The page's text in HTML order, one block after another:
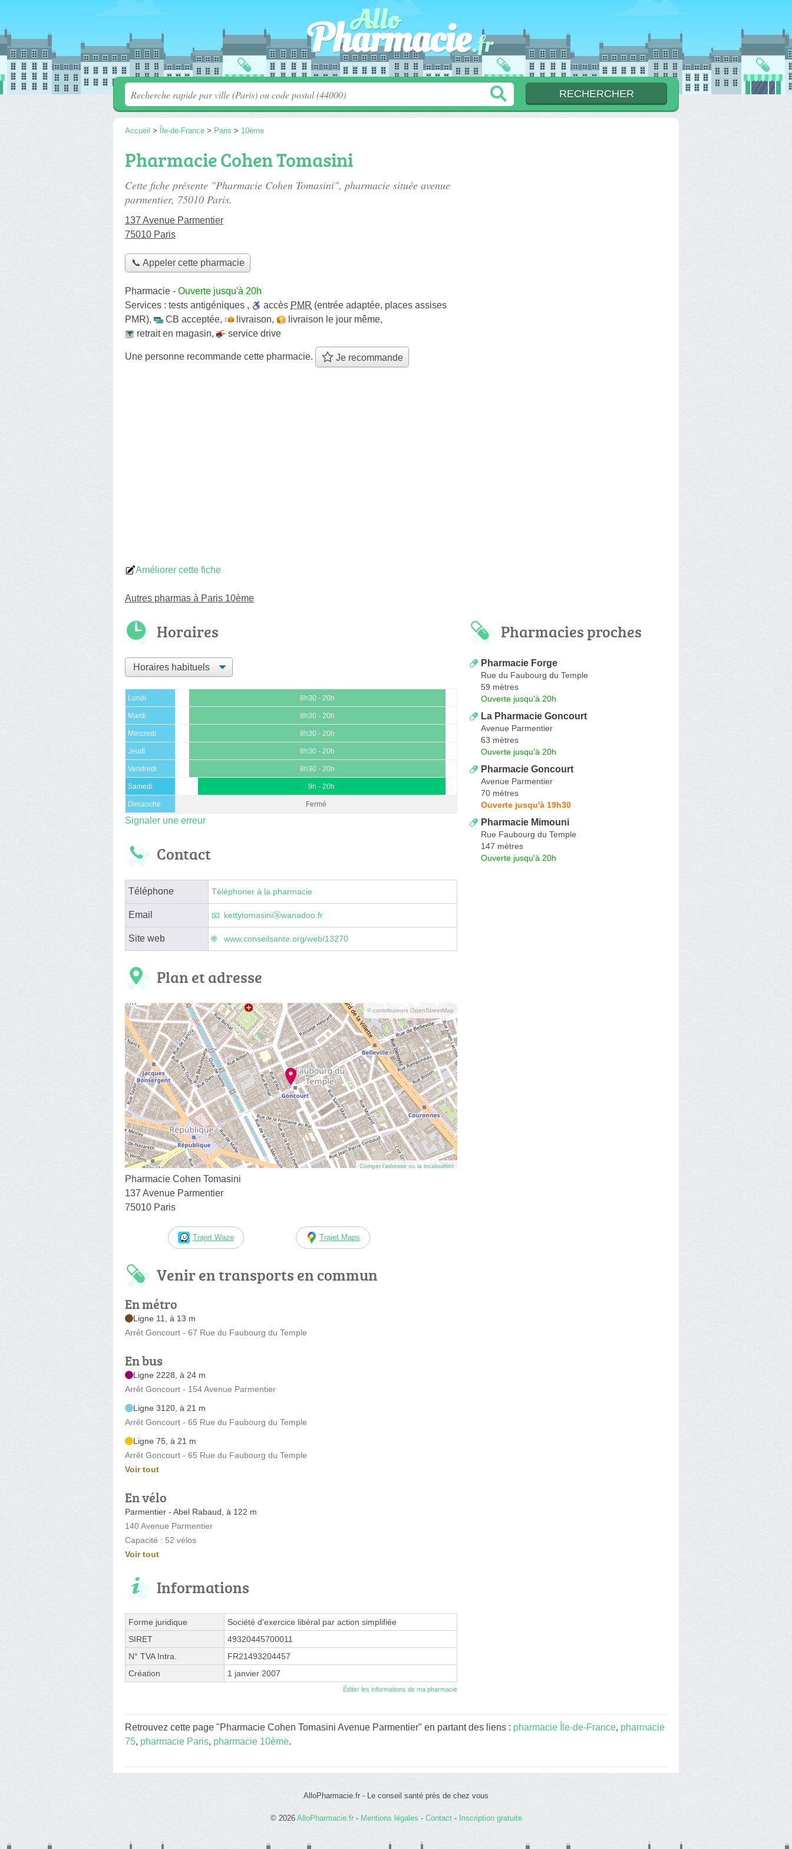
Accueil > Île-de-France > Paris > 10ème
Pharmacie Cohen Tomasini
Cette fiche présente "Pharmacie Cohen Tomasini", pharmacie située avenue
parmentier, 75010 Paris.
137 Avenue Parmentier
75010 Paris
📞 Appeler cette pharmacie
Pharmacie - Ouverte jusqu'à 20h
Services : tests antigéniques , accès PMR (entrée adaptée, places assises
PMR), CB acceptée, livraison, livraison le jour même,
retrait en magasin, service drive
Une personne recommande cette pharmacie. Je recommande
Améliorer cette fiche
Autres pharmas à Paris 10ème
Horaires
Lundi 8h30 - 20h
Mardi 8h30 - 20h
Mercredi 8h30 - 20h
Jeudi 8h30 - 20h
Vendredi 8h30 - 20h
Samedi 9h - 20h
Dimanche Fermé
Signaler une erreur
Contact
Téléphone Téléphoner à la pharmacie
Email kettytomasiniⓐwanadoo.fr
Site web www.conseilsante.org/web/13270
Plan et adresse
© contributeurs OpenStreetMap
Corriger l’adresse ou la localisation
Pharmacie Cohen Tomasini
137 Avenue Parmentier
75010 Paris
Trajet Waze Trajet Maps
Venir en transports en commun
En métro
Ligne 11, à 13 m
Arrêt Goncourt - 67 Rue du Faubourg du Temple
En bus
Ligne 2228, à 24 m
Arrêt Goncourt - 154 Avenue Parmentier
Ligne 3120, à 21 m
Arrêt Goncourt - 65 Rue du Faubourg du Temple
Ligne 75, à 21 m
Arrêt Goncourt - 65 Rue du Faubourg du Temple
Voir tout
En vélo
Parmentier - Abel Rabaud, à 122 m
140 Avenue Parmentier
Capacité : 52 vélos
Voir tout
Informations
Forme juridique
Société d'exercice libéral par action simplifiée
SIRET
49320445700011
N° TVA Intra.
FR21493204457
Création
1 janvier 2007
Éditer les informations de ma pharmacie
Pharmacies proches
Pharmacie Forge
Rue du Faubourg du Temple
59 mètres
Ouverte jusqu'à 20h
La Pharmacie Goncourt
Avenue Parmentier
63 mètres
Ouverte jusqu'à 20h
Pharmacie Goncourt
Avenue Parmentier
70 mètres
Ouverte jusqu'à 19h30
Pharmacie Mimouni
Rue Faubourg du Temple
147 mètres
Ouverte jusqu'à 20h
Retrouvez cette page "Pharmacie Cohen Tomasini Avenue Parmentier" en partant des liens : pharmacie Île-de-France, pharmacie
75, pharmacie Paris, pharmacie 10ème.
AlloPharmacie.fr - Le conseil santé près de chez vous
© 2026 AlloPharmacie.fr - Mentions légales - Contact- Inscription gratuite